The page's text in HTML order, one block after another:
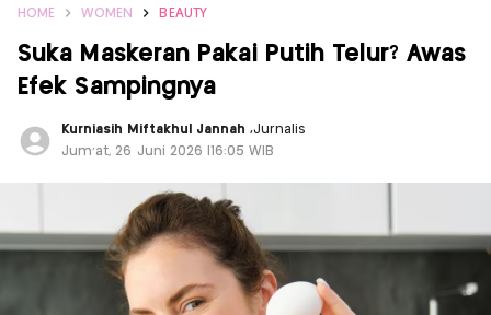
HOME WOMEN BEAUTY
Suka Maskeran Pakai Putih Telur? Awas
Efek Sampingnya
Kurniasih Miftakhul Jannah,Jurnalis
Jum'at, 26 Juni 2026 |16:05 WIB